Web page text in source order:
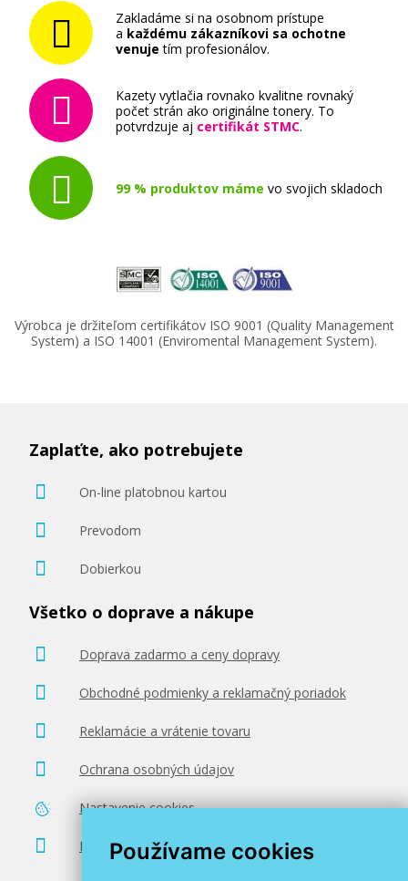
Používame cookies
Zakladáme si na osobnom prístupe
a každému zákazníkovi sa ochotne
venuje tím profesionálov.
Kazety vytlačia rovnako kvalitne rovnaký
počet strán ako originálne tonery. To
potvrdzuje aj certifikát STMC.
99 % produktov máme vo svojich skladoch
Výrobca je držiteľom certifikátov ISO 9001 (Quality Management
System) a ISO 14001 (Enviromental Management System).
Zaplaťte, ako potrebujete
On-line platobnou kartou
Prevodom
Dobierkou
Všetko o doprave a nákupe
Doprava zadarmo a ceny dopravy
Obchodné podmienky a reklamačný poriadok
Reklamácie a vrátenie tovaru
Ochrana osobných údajov
Nastavenie cookies
Poradenstvo zadarmo